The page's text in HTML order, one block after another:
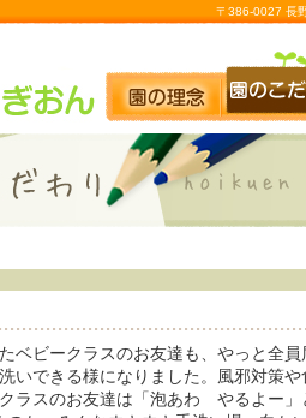
〒386-0027 長
ベビークラスのお友達も、やっと全
いできる様になりました。風邪対策
ラスのお友達は「泡あわ やるよー」